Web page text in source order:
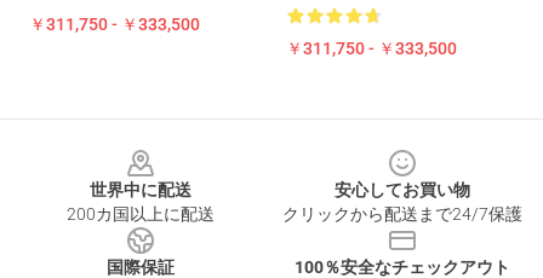
￥311,750 - ￥333,500
￥311,750 - ￥333,500
世界中に配送
200カ国以上に配送
安心してお買い物
クリックから配送まで24/7保護
国際保証
100％安全なチェックアウト